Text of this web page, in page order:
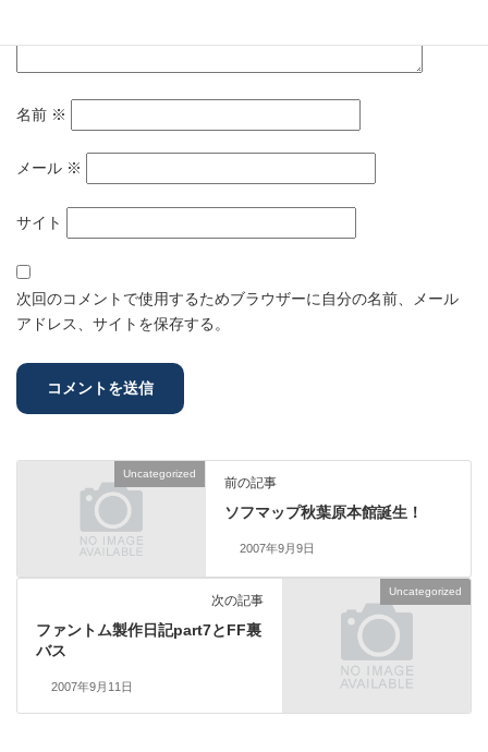
名前 ※
メール ※
サイト
次回のコメントで使用するためブラウザーに自分の名前、メール
アドレス、サイトを保存する。
Uncategorized
前の記事
ソフマップ秋葉原本館誕生！
2007年9月9日
Uncategorized
次の記事
ファントム製作日記part7とFF裏
バス
2007年9月11日